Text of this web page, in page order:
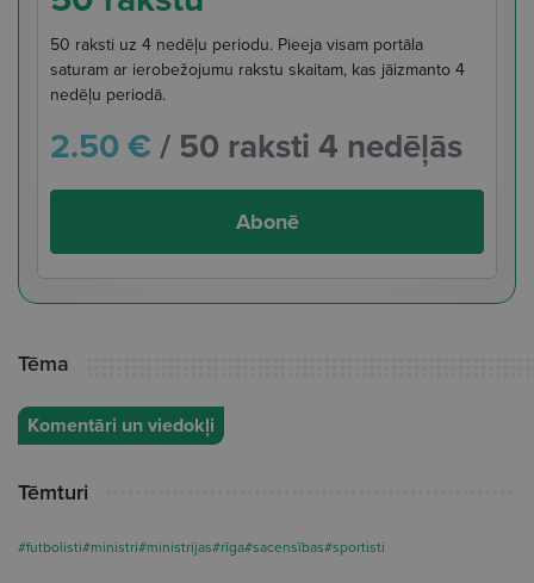
50 raksti uz 4 nedēļu periodu. Pieeja visam portāla
saturam ar ierobežojumu rakstu skaitam, kas jāizmanto 4
nedēļu periodā.
2.50 €/ 50 raksti 4 nedēļās
Abonē
Tēma
Komentāri un viedokļi
Tēmturi
#futbolisti#ministri#ministrijas#rīga#sacensības#sportisti